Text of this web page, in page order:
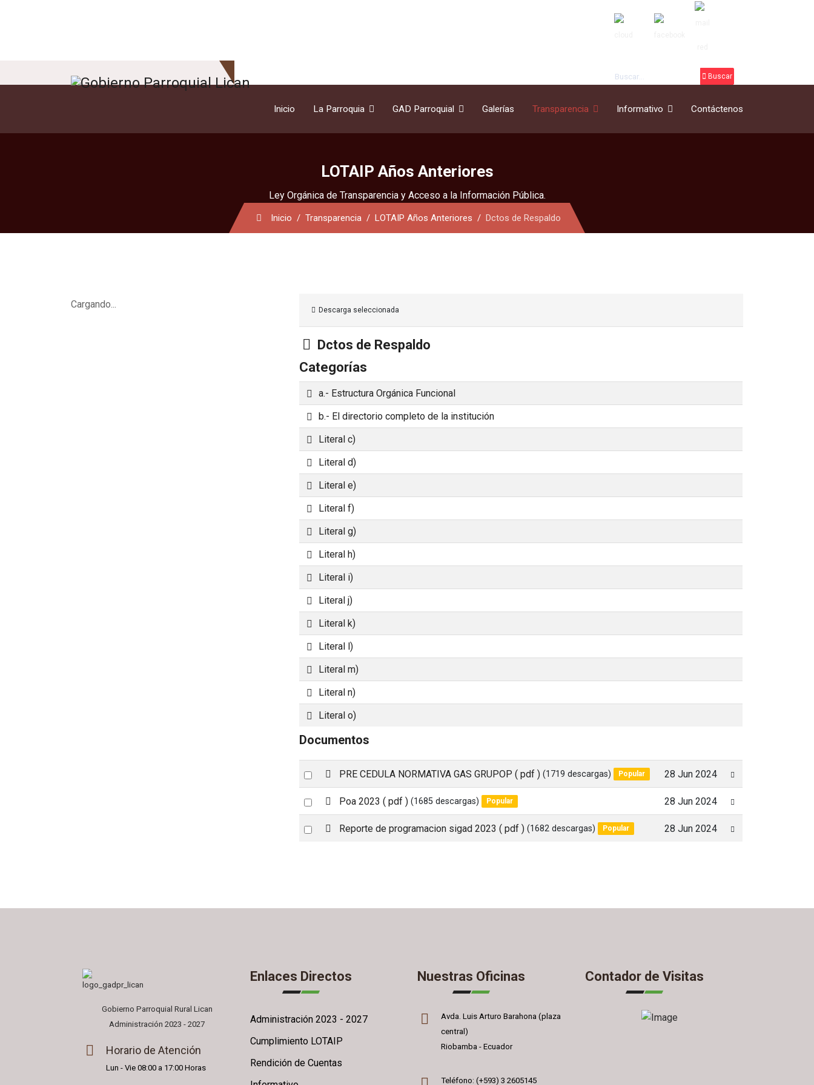
Buscar
Inicio La Parroquia GAD Parroquial Galerías Transparencia Informativo Contáctenos
LOTAIP Años Anteriores
Ley Orgánica de Transparencia y Acceso a la Información Pública.
Inicio Transparencia LOTAIP Años Anteriores Dctos de Respaldo
Cargando...
Descarga seleccionada
Carpeta
Dctos de Respaldo
Categorías
Carpeta
a.- Estructura Orgánica Funcional
Carpeta
b.- El directorio completo de la institución
Carpeta
Literal c)
Carpeta
Literal d)
Carpeta
Literal e)
Carpeta
Literal f)
Carpeta
Literal g)
Carpeta
Literal h)
Carpeta
Literal i)
Carpeta
Literal j)
Carpeta
Literal k)
Carpeta
Literal l)
Carpeta
Literal m)
Carpeta
Literal n)
Carpeta
Literal o)
Documentos
Select
an
item
pPRE CEDULA NORMATIVA GAS GRUPOP ( pdf ) (1719 descargas) Popular 28 Jun 2024
Select
an
item
p
d
Poa 2023 ( pdf ) (1685 descargas) Popular 28 Jun 2024
Select
pReporte de programacion sigad 2023 ( pdf ) (1682 descargas) Popular 28 Jun 2024
Gobierno Parroquial Rural Lican
Administración 2023 - 2027
Horario de Atención
Lun - Vie 08:00 a 17:00 Horas
Enlaces Directos
Administración 2023 - 2027
Cumplimiento LOTAIP
Rendición de Cuentas
Nuestras Oficinas
Avda. Luis Arturo Barahona (plaza
central)
Riobamba - Ecuador
Teléfono: (+593) 3 2605145
Contador de Visitas